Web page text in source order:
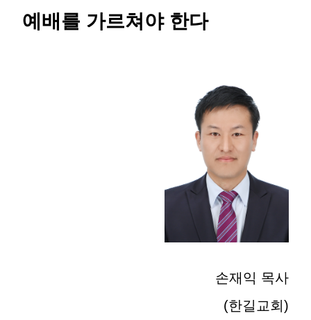
예배를 가르쳐야 한다
손재익 목사
(한길교회)